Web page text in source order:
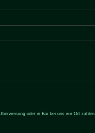
oder in Bar bei uns vor Ort zahlen.